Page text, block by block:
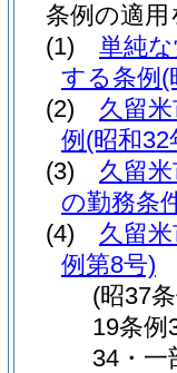
条例の適
(1)
単純
する条例 (
(2)
久留
例 (昭和
(3)
久留
の勤務条
(4)
久留
例第8号)
(昭37
19条例
34・一